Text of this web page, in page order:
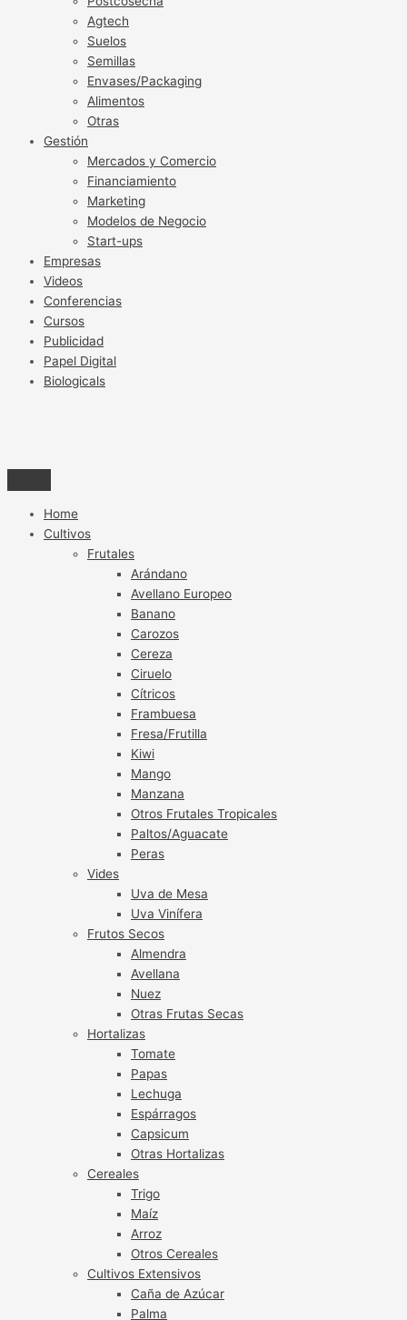
Agtech
Suelos
Semillas
Envases/Packaging
Alimentos
Otras
Gestión
Mercados y Comercio
Financiamiento
Marketing
Modelos de Negocio
Start-ups
Empresas
Videos
Conferencias
Cursos
Publicidad
Papel Digital
Biologicals
Home
Cultivos
Frutales
Arándano
Avellano Europeo
Banano
Carozos
Cereza
Ciruelo
Cítricos
Frambuesa
Fresa/Frutilla
Kiwi
Mango
Manzana
Otros Frutales Tropicales
Paltos/Aguacate
Peras
Vides
Uva de Mesa
Uva Vinífera
Frutos Secos
Almendra
Avellana
Nuez
Otras Frutas Secas
Hortalizas
Tomate
Papas
Lechuga
Espárragos
Capsicum
Otras Hortalizas
Cereales
Trigo
Maíz
Arroz
Otros Cereales
Cultivos Extensivos
Caña de Azúcar
Palma